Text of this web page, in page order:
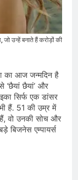
उन्हें बनाते हैं करोड़ों की
का आज जन्मदिन है
छैयां’ और
सिर्फ एक डांसर
हैं. 51 की उम्र में
वो उनकी सोच और
बिजनेस एम्पायर्स